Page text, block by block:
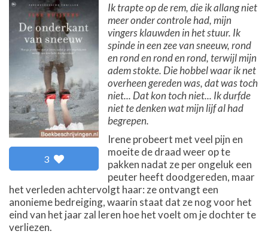
3
Ik trapte op de rem, die ik allang niet
meer onder controle had, mijn
vingers klauwden in het stuur. Ik
spinde in een zee van sneeuw, rond
en rond en rond en rond, terwijl mijn
adem stokte. Die hobbel waar ik net
overheen gereden was, dat was toch
niet... Dat kon toch niet... Ik durfde
niet te denken wat mijn lijf al had
begrepen.
Irene probeert met veel pijn en
moeite de draad weer op te
pakken nadat ze per ongeluk een
peuter heeft doodgereden, maar
het verleden achtervolgt haar: ze ontvangt een
anonieme bedreiging, waarin staat dat ze nog voor het
eind van het jaar zal leren hoe het voelt om je dochter te
verliezen.